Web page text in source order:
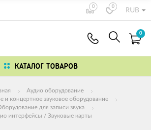
0 0
RUB
0
КАТАЛОГ ТОВАРОВ
Аудио оборудование
и концертное звуковое оборудование
для записи звука
интерфейсы / Звуковые карты